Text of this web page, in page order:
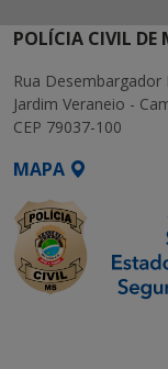
POLÍCIA CIVIL DE
Rua
Jardim Veraneio -
CEP 79037-100
MAPA